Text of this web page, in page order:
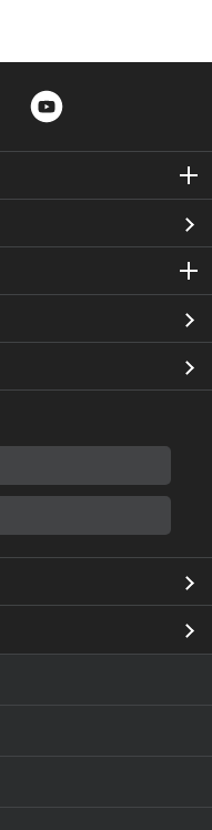
Twitter